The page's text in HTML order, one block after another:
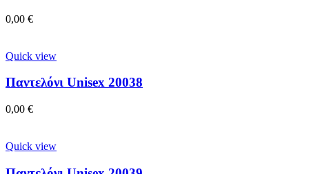
0,00 €
Quick view
Παντελόνι Unisex 20038
0,00 €
Quick view